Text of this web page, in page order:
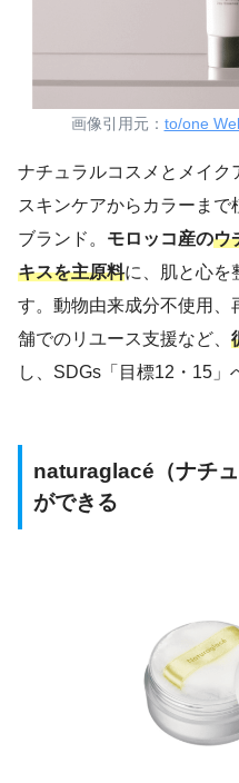
画像引用元： to/one
ナチュラルコスメとメイク
スキンケアからカラーま
ブランド。 モロッコ産のウ
キスを主原料に、肌と心を
す。動物由来成分不使用
舗でのリユース支援など、
し、SDGs「目標12・15」
naturaglacé（ナチ
ができる